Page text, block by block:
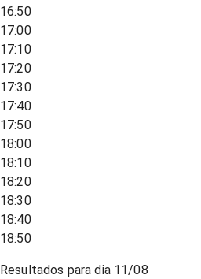
16:50
17:00
17:10
17:20
17:30
17:40
17:50
18:00
18:10
18:20
18:30
18:40
18:50
Resultados para dia 11/08